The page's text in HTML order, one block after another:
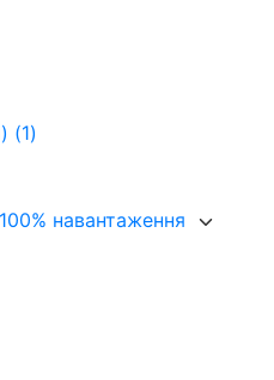
(1)
навантаження